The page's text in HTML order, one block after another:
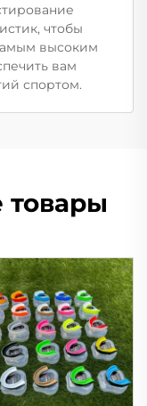
чтобы
высоким
вам
спортом.
товары